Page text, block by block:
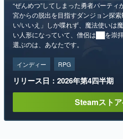
“ぜんめつ”してしまった勇者パーテ
宮からの脱出を目指すダンジョン探
い/いいえ」しか喋れず、魔法使いは
い人形になっていて、僧侶は██を崇
選ぶのは、あなたです。
インディー RPG
リリース日：2026年第4四半期
Steamスト